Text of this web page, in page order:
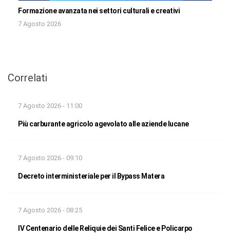
Formazione avanzata nei settori culturali e creativi
7 Agosto 2026
Correlati
7 Agosto 2026 - 11:00
Più carburante agricolo agevolato alle aziende lucane
7 Agosto 2026 - 09:10
Decreto interministeriale per il Bypass Matera
7 Agosto 2026 - 08:25
IV Centenario delle Reliquie dei Santi Felice e Policarpo